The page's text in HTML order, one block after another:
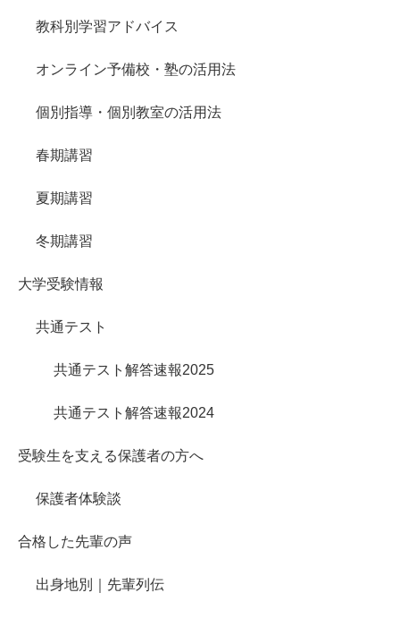
教科別学習アドバイス
オンライン予備校・塾の活用法
個別指導・個別教室の活用法
春期講習
夏期講習
冬期講習
大学受験情報
共通テスト
共通テスト解答速報2025
共通テスト解答速報2024
受験生を支える保護者の方へ
保護者体験談
合格した先輩の声
出身地別｜先輩列伝